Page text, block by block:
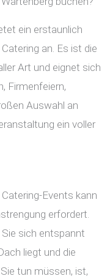
ein erstaunlich
an. Es ist die
Art und eignet sich
Firmenfeiern,
Auswahl an
ein voller
Events kann
erfordert.
sich entspannt
liegt und die
tun müssen, ist,